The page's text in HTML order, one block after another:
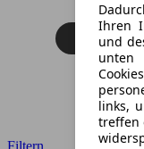
Ihren
und
unten
links,
treffen
Filtern